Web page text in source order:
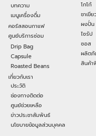
บทความ
เมนูเครื่องดื่ม
คอร์สสอนกาแฟ
ศูนย์บริการซ่อม
Drip Bag
Capsule
Roasted Beans
เกี่ยวกับเรา
ประวัติ
ช่องทางติดต่อ
ศูนย์ช่วยเหลือ
ข่าวประชาสัมพันธ์
นโยบายข้อมูลส่วนบุคคล
โกโก้
ชาเขี
ผงปั่น
ไซรัป
ซอส
ผลิต
สินค้า